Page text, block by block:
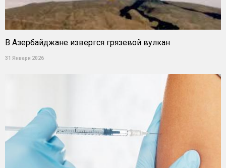
В Азербайджане извергся грязевой вулкан
31 Января 2026